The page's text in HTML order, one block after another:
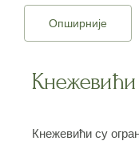
Опширније
Кнежевићи
Кнежевићи су